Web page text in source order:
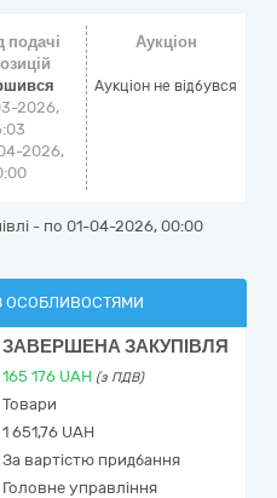
подачі
2026,
2026,
Аукціон
Аукціон не відбувся
- по 01-04-2026, 00:00
ОСОБЛИВОСТЯМИ
ЗАВЕРШЕНА ЗАКУПІВЛЯ
165 176 UAH (з ПДВ)
Товари
1 651,76 UAH
За вартістю придбання
Головне управління